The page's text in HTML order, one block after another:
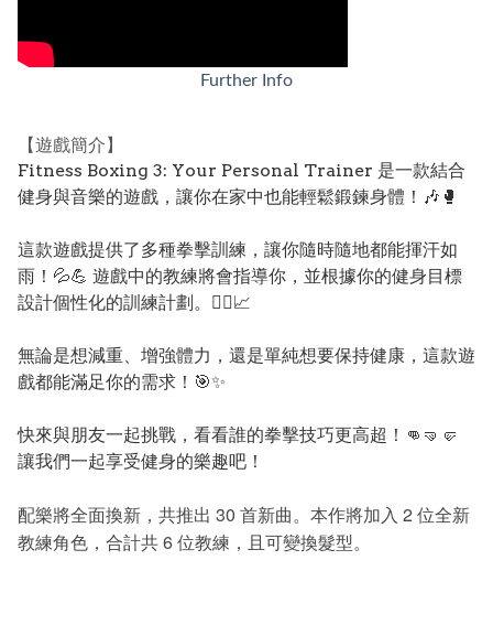
Further Info
【遊戲簡介】
Fitness Boxing 3: Your Personal Trainer 是一款結合
健身與音樂的遊戲，讓你在家中也能輕鬆鍛鍊身體！🎶🥊
這款遊戲提供了多種拳擊訓練，讓你隨時隨地都能揮汗如
雨！💦💪 遊戲中的教練將會指導你，並根據你的健身目標
設計個性化的訓練計劃。🏋️‍♀️📈
無論是想減重、增強體力，還是單純想要保持健康，這款遊
戲都能滿足你的需求！🎯✨
快來與朋友一起挑戰，看看誰的拳擊技巧更高超！👊🤜🤛
讓我們一起享受健身的樂趣吧！
配樂將全面換新，共推出 30 首新曲。本作將加入 2 位全新
教練角色，合計共 6 位教練，且可變換髮型。